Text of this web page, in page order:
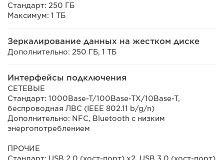
Стандарт: 250 ГБ
Максимум: 1 ТБ
Зеркалирование данных на жестком диске
Дополнительно: 250 ГБ, 1 ТБ
Интерфейсы подключения
СЕТЕВЫЕ
Стандарт: 1000Base-T/100Base-TX/10Base-T,
беспроводная ЛВС (IEEE 802.11 b/g/n)
Дополнительно: NFC, Bluetooth с низким
энергопотреблением
ПРОЧИЕ